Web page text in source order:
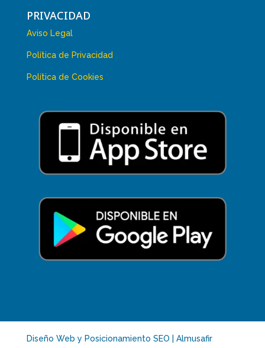
PRIVACIDAD
Aviso Legal
Política de Privacidad
Política de Cookies
Diseño Web y Posicionamiento SEO | Almusafir